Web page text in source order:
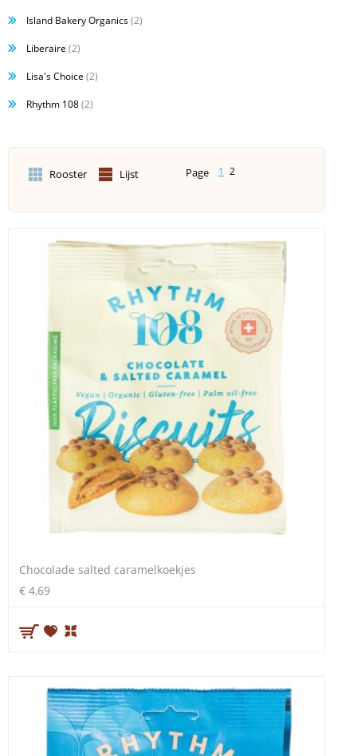
Island Bakery Organics(2)
Liberaire (2)
Lisa's Choice (2)
Rhythm 108(2)
Rooster Lijst Page 1 2
Chocolade salted caramelkoekjes
€ 4,69